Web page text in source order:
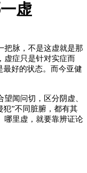
虚
脉，不是这虚就是那
虚症只是针对实症而
最好的状态。而今亚健
闻问切，区分阴虚、
犯”不同脏腑，都有其
哪里虚，就要靠辨证论